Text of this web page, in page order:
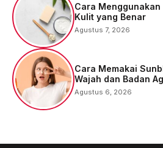
Cara
Kulit yang Benar
Agustus 7, 2026
Cara Memakai
Wajah dan Badan
Agustus 6, 2026